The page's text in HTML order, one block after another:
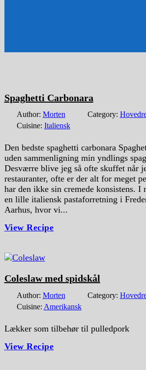
Spaghetti Carbonara
Author: Morten Category:
Cuisine: Italiensk
Den bedste spaghetti carbonara
uden sammenligning min yndlings
Desværre blive jeg så ofte skuffet når
restauranter, ofte er der alt for meget
har den ikke sin cremede konsistens. I
en lille italiensk pastaforretning i
Aarhus, hvor vi...
View Recipe
Coleslaw med spidskål
Author: Morten Category:
Cuisine: Amerikansk
Lækker som tilbehør til pulledpork
View Recipe